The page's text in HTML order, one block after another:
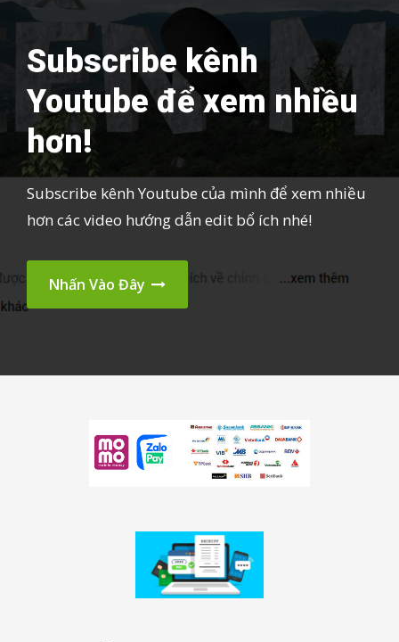
Subscribe kênh
Youtube để xem nhiều
hơn!
Subscribe kênh Youtube của mình để xem nhiều
hơn các video hướng dẫn edit bổ ích nhé!
Nhấn Vào Đây